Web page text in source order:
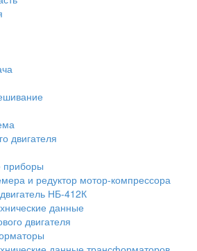
двигателя
приборы
и редуктор мотор-компрессора
НБ-412К
данные
двигателя